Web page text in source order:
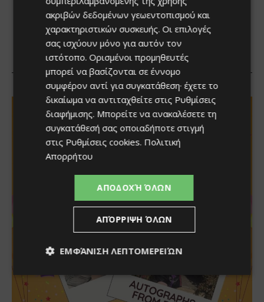
ακριβών δεδομένων γεωεντοπισμού και
χαρακτηριστικών συσκευής. Οι επιλογές
σας ισχύουν μόνο για αυτόν τον
ιστότοπο. Ορισμένοι προμηθευτές
μπορεί να βασίζονται σε έννομο
συμφέρον αντί για συγκατάθεση· έχετε το
δικαίωμα να αντιταχθείτε στις Ρυθμίσεις
διαφήμισης. Μπορείτε να ανακαλέσετε τη
συγκατάθεσή σας οποιαδήποτε στιγμή
στις Ρυθμίσεις cookies. Πολιτική
Απορρήτου
ΑΠΟΔΟΧΉ ΌΛΩΝ
ΑΠΌΡΡΙΨΗ ΌΛΩΝ
ΕΜΦΆΝΙΣΗ ΛΕΠΤΟΜΕΡΕΙΏΝ